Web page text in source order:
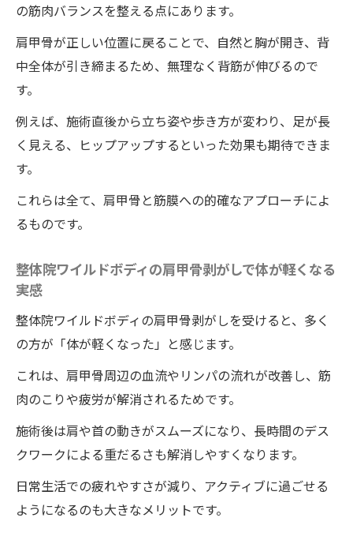
の筋肉バランスを整える点にあります。
肩甲骨が正しい位置に戻ることで、自然と胸が開き、背
中全体が引き締まるため、無理なく背筋が伸びるので
す。
例えば、施術直後から立ち姿や歩き方が変わり、足が長
く見える、ヒップアップするといった効果も期待できま
す。
これらは全て、肩甲骨と筋膜への的確なアプローチによ
るものです。
整体院ワイルドボディの肩甲骨剥がしで体が軽くなる
実感
整体院ワイルドボディの肩甲骨剥がしを受けると、多く
の方が「体が軽くなった」と感じます。
これは、肩甲骨周辺の血流やリンパの流れが改善し、筋
肉のこりや疲労が解消されるためです。
施術後は肩や首の動きがスムーズになり、長時間のデス
クワークによる重だるさも解消しやすくなります。
日常生活での疲れやすさが減り、アクティブに過ごせる
ようになるのも大きなメリットです。